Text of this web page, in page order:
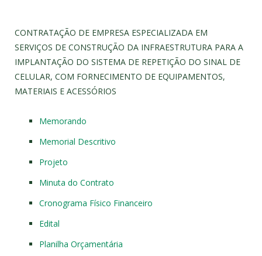
CONTRATAÇÃO DE EMPRESA ESPECIALIZADA EM
SERVIÇOS DE CONSTRUÇÃO DA INFRAESTRUTURA PARA A
IMPLANTAÇÃO DO SISTEMA DE REPETIÇÃO DO SINAL DE
CELULAR, COM FORNECIMENTO DE EQUIPAMENTOS,
MATERIAIS E ACESSÓRIOS
Memorando
Memorial Descritivo
Projeto
Minuta do Contrato
Cronograma Físico Financeiro
Edital
Planilha Orçamentária